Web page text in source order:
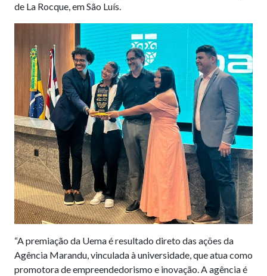
de La Rocque, em São Luís.
“A premiação da Uema é resultado direto das ações da
Agência Marandu, vinculada à universidade, que atua como
promotora de empreendedorismo e inovação. A agência é